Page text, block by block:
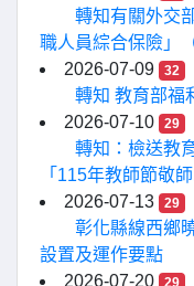
轉知有關外交
職人員綜合保險」
2026-07-09
32
轉知 教育部福
2026-07-10
29
轉知：檢送教
「115年教師節敬
2026-07-13
29
彰化縣線西鄉
設置及運作要點
2026-07-20
29